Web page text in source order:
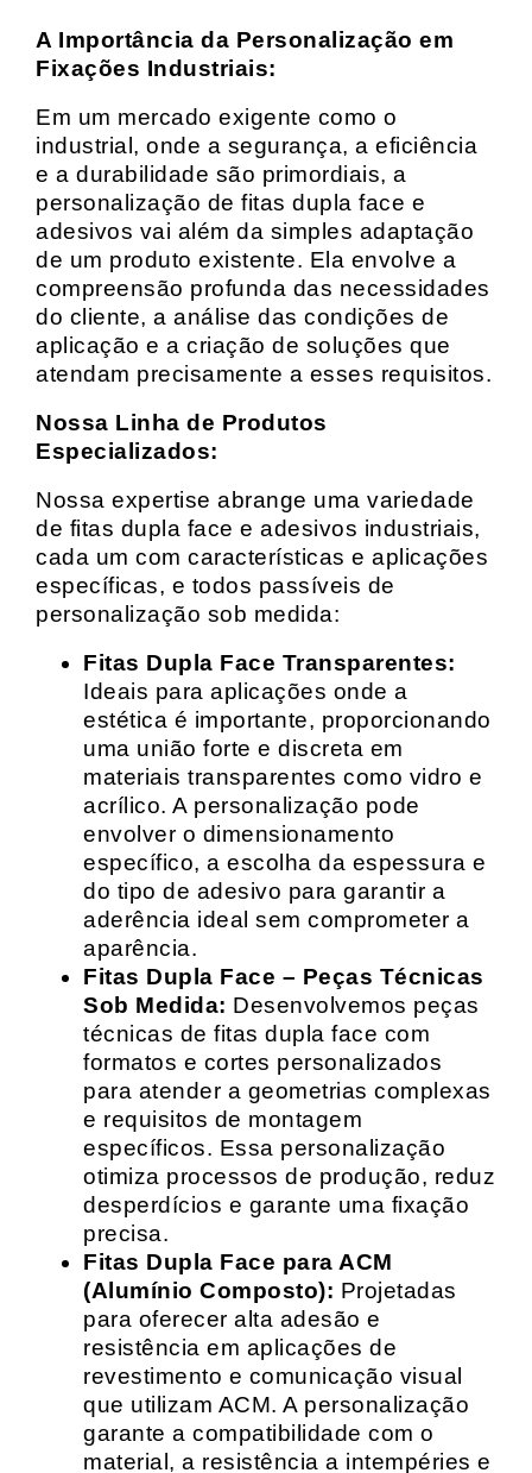
A Importância da Personalização em
Fixações Industriais:
Em um mercado exigente como o
industrial, onde a segurança, a eficiência
e a durabilidade são primordiais, a
personalização de fitas dupla face e
adesivos vai além da simples adaptação
de um produto existente. Ela envolve a
compreensão profunda das necessidades
do cliente, a análise das condições de
aplicação e a criação de soluções que
atendam precisamente a esses requisitos.
Nossa Linha de Produtos
Especializados:
Nossa expertise abrange uma variedade
de fitas dupla face e adesivos industriais,
cada um com características e aplicações
específicas, e todos passíveis de
personalização sob medida:
Fitas Dupla Face Transparentes:
Ideais para aplicações onde a
estética é importante, proporcionando
uma união forte e discreta em
materiais transparentes como vidro e
acrílico. A personalização pode
envolver o dimensionamento
específico, a escolha da espessura e
do tipo de adesivo para garantir a
aderência ideal sem comprometer a
aparência.
Fitas Dupla Face – Peças Técnicas
Sob Medida: Desenvolvemos peças
técnicas de fitas dupla face com
formatos e cortes personalizados
para atender a geometrias complexas
e requisitos de montagem
específicos. Essa personalização
otimiza processos de produção, reduz
desperdícios e garante uma fixação
precisa.
Fitas Dupla Face para ACM
(Alumínio Composto): Projetadas
para oferecer alta adesão e
resistência em aplicações de
revestimento e comunicação visual
que utilizam ACM. A personalização
garante a compatibilidade com o
material, a resistência a intempéries e